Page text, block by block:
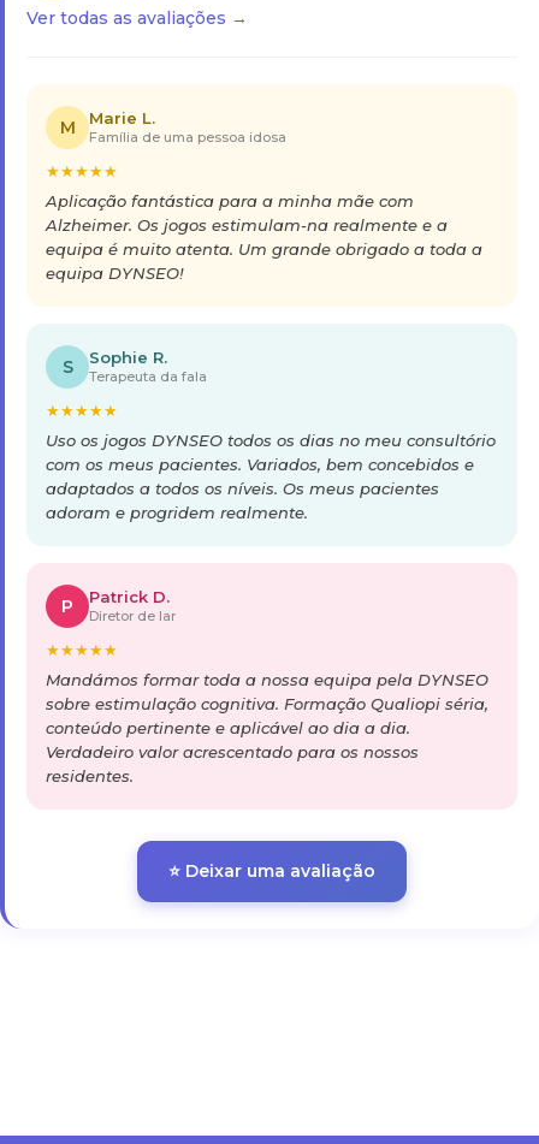
Ver todas as avaliações →
M Marie L.
Família de uma pessoa idosa
★★★★★
Aplicação fantástica para a minha mãe com
Alzheimer. Os jogos estimulam-na realmente e a
equipa é muito atenta. Um grande obrigado a toda a
equipa DYNSEO!
S Sophie R.
Terapeuta da fala
★★★★★
Uso os jogos DYNSEO todos os dias no meu consultório
com os meus pacientes. Variados, bem concebidos e
adaptados a todos os níveis. Os meus pacientes
adoram e progridem realmente.
P Patrick D.
Diretor de lar
★★★★★
Mandámos formar toda a nossa equipa pela DYNSEO
sobre estimulação cognitiva. Formação Qualiopi séria,
conteúdo pertinente e aplicável ao dia a dia.
Verdadeiro valor acrescentado para os nossos
residentes.
⭐ Deixar uma avaliação